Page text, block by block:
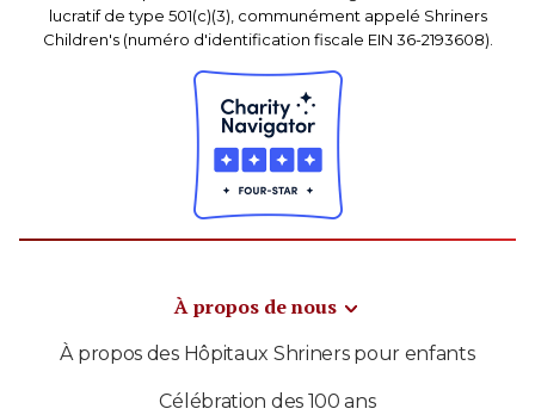
lucratif de type 501(c)(3), communément appelé Shriners
Children's (numéro d'identification fiscale EIN 36-2193608).
À propos de nous
À propos des Hôpitaux Shriners pour enfants
Célébration des 100 ans